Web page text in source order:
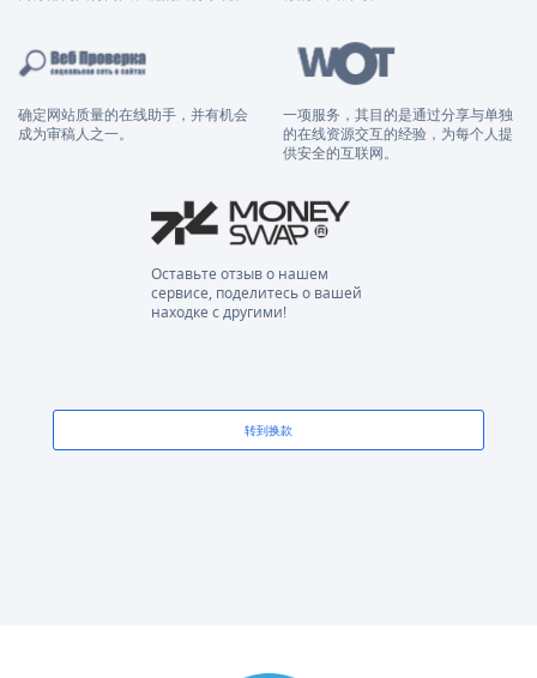
确定网站质量的在线助手，并有机会
成为审稿人之一。
一项服务，其目的是通过分享与单独
的在线资源交互的经验，为每个人提
供安全的互联网。
Оставьте отзыв о нашем
сервисе, поделитесь о вашей
находке с другими!
转到换款